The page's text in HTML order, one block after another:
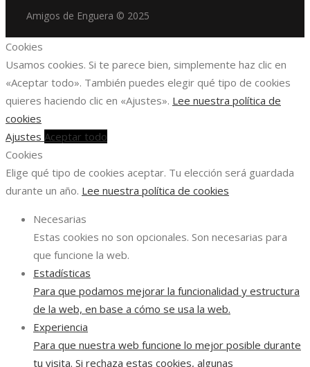
Amigos de Enguera © 2025
Cookies
Usamos cookies. Si te parece bien, simplemente haz clic en
«Aceptar todo». También puedes elegir qué tipo de cookies
quieres haciendo clic en «Ajustes». Lee nuestra política de
cookies
Ajustes Aceptar todo
Cookies
Elige qué tipo de cookies aceptar. Tu elección será guardada
durante un año. Lee nuestra política de cookies
Necesarias
Estas cookies no son opcionales. Son necesarias para
que funcione la web.
Estadísticas
Para que podamos mejorar la funcionalidad y estructura
de la web, en base a cómo se usa la web.
Experiencia
Para que nuestra web funcione lo mejor posible durante
tu visita. Si rechaza estas cookies, algunas